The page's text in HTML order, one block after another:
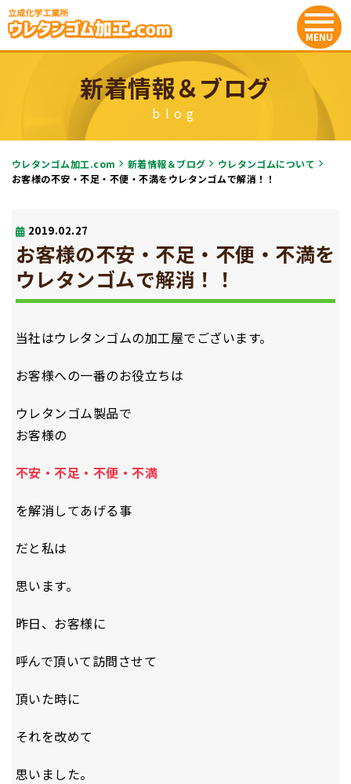
新着情報＆ブログ
blog
ウレタンゴム加工.com 新着情報＆ブログ
ウレタンゴムについて
お客様の不安・不足・不便・不満をウレタンゴムで解消！！
2019.02.27
お客様の不安・不足・不便・不満を
ウレタンゴムで解消！！
当社はウレタンゴムの加工屋でございます。
お客様への一番のお役立ちは
ウレタンゴム製品で
お客様の
不安・不足・不便・不満
を解消してあげる事
だと私は
思います。
昨日、お客様に
呼んで頂いて訪問させて
頂いた時に
それを改めて
思いました。